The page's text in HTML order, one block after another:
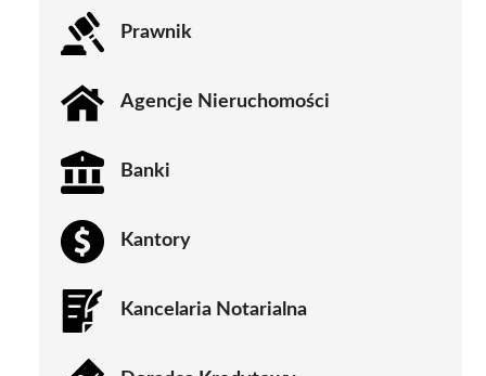
Prawnik
Agencje Nieruchomości
Banki
Kantory
Kancelaria Notarialna